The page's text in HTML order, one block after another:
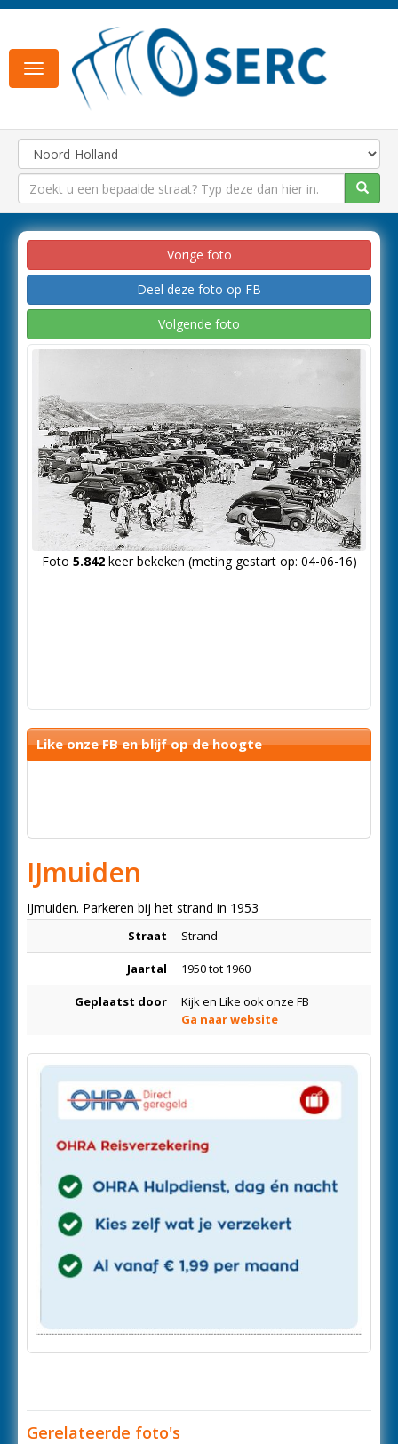
Toggle
navigation
Vorige foto
Deel deze foto op FB
Volgende foto
Foto 5.842keer bekeken (meting gestart op: 04-06-16)
Like onze FB en blijf op de hoogte
IJmuiden
IJmuiden. Parkeren bij het strand in 1953
Straat Strand
Jaartal 1950 tot 1960
Geplaatst door
Kijk en Like ook onze FB
Ga naar website
Gerelateerde foto's